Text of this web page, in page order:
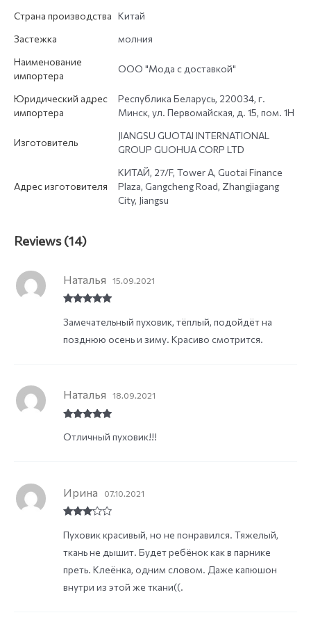
Страна производства Китай
Застежка
молния
Наименование
импортера
ООО "Мода с доставкой"
Юридический адрес
импортера
Республика Беларусь, 220034, г.
Минск, ул. Первомайская, д. 15, пом. 1Н
Изготовитель
JIANGSU GUOTAI INTERNATIONAL
GROUP GUOHUA CORP LTD
Адрес изготовителя
КИТАЙ, 27/F, Tower A, Guotai Finance
Plaza, Gangcheng Road, Zhangjiagang
City, Jiangsu
Reviews (14)
of 5
Наталья 15.09.2021
Замечательный пуховик, тёплый, подойдёт на
позднюю осень и зиму. Красиво смотрится.
of 5
Наталья 18.09.2021
Отличный пуховик!!!
out of
Ирина 07.10.2021
Пуховик красивый, но не понравился. Тяжелый,
ткань не дышит. Будет ребёнок как в парнике
преть. Клеёнка, одним словом. Даже капюшон
внутри из этой же ткани((.